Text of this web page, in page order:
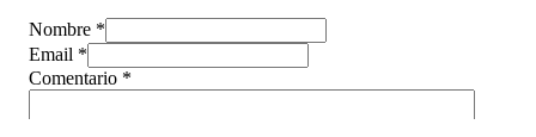
Nombre *
Email *
Comentario *